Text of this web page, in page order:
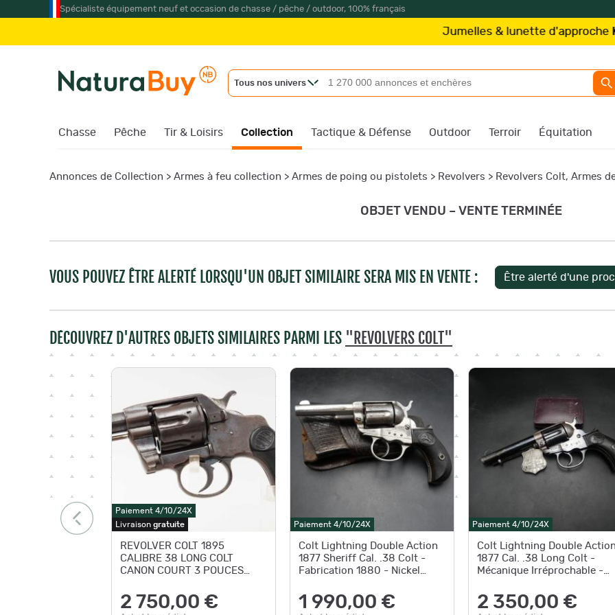
Spécialiste équipement neuf et occasion de chasse / pêche / outdoor, 100% français
Jumelles & lunette d'approcheKite Optics à
Tous nos univers
Chasse Pêche Tir & Loisirs Collection Tactique & Défense Outdoor Terroir Équitation
Annonces de Collection > Armes à feu collection > Armes de poing ou pistolets > Revolvers > Revolvers Colt, Armes
OBJET VENDU – VENTE TERMINÉE
VOUS POUVEZ ÊTRE ALERTÉ LORSQU'UN OBJET SIMILAIRE SERA MIS EN VENTE :
DÉCOUVREZ D'AUTRES OBJETS SIMILAIRES PARMI LES "REVOLVERS COLT"
Paiement 4/10/24X
Livraison gratuite
REVOLVER COLT 1895
CALIBRE 38 LONG COLT
CANON COURT 3 POUCES
2 750,00 €
Paiement 4/10/24X
Colt Lightning Double Action
1877 Sheriff Cal. .38 Colt -
Fabrication 1880 - Nickel
1 990,00 €
Paiement 4/10/24X
Colt Lightning Double Action
1877 Cal. .38 Long Colt -
Mécanique Irréprochable -
2 350,00 €